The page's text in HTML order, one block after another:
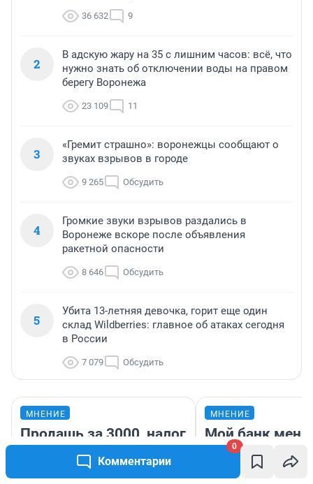
Комментарии
0
36 632 9
2
В адскую жару на 35 с лишним часов: всё, что
нужно знать об отключении воды на правом
берегу Воронежа
23 109 11
3
«Гремит страшно»: воронежцы сообщают о
звуках взрывов в городе
9 265 Обсудить
4
Громкие звуки взрывов раздались в
Воронеже вскоре после объявления
ракетной опасности
8 646 Обсудить
5
Убита 13-летняя девочка, горит еще один
склад Wildberries: главное об атаках сегодня
в России
7 079 Обсудить
МНЕНИЕ
Продашь за 3000, налог
возьмут с 4000. Что
нам готовит новый
МНЕНИЕ
Мой банк меня
бережет.
хотела снять